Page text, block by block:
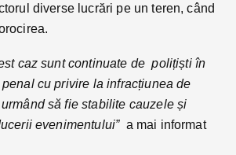
diverse lucrări pe un teren, când
caz sunt continuate de polițiști în
cu privire la infracțiunea de
să fie stabilite cauzele și
evenimentului”a mai informat